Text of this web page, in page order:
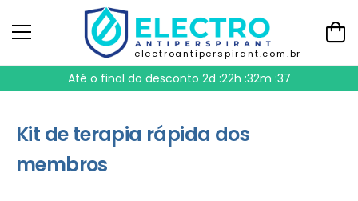
electroantiperspirant.com.br
Até o final do desconto 2d :22h :32m :37
Kit de terapia rápida dos
membros